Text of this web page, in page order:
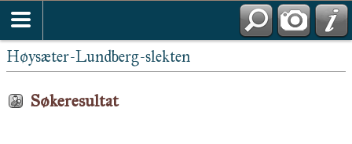
Høysæter-Lundberg-slekten
Søkeresultat